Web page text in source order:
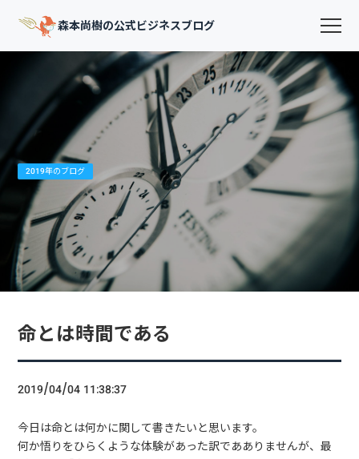
森本尚樹の公式ビジネスブログ
2019年のブログ
命とは時間である
2019/04/04 11:38:37
今日は命とは何かに関して書きたいと思います。
何か悟りをひらくような体験があった訳であありませんが、最